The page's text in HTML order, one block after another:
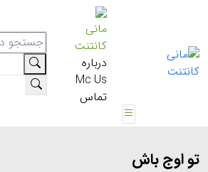
مانی
کانتنت
درباره
Mc Us
تماس
تو اوج باش